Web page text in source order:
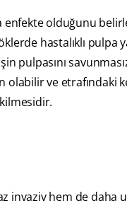
enfekte olduğunu
hastalıklı pulpa
pulpasını
olabilir ve
invaziv hem de daha